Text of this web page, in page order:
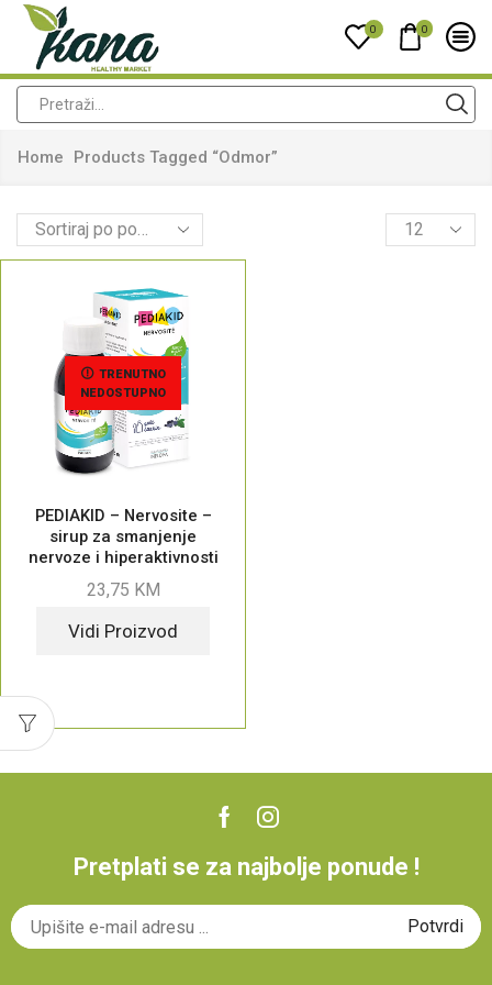
0 0
Home Products Tagged “odmor”
TRENUTNO
NEDOSTUPNO
PEDIAKID – Nervosite –
sirup za smanjenje
nervoze i hiperaktivnosti
ribizle, 125ml
23,75 KM
Vidi Proizvod
Pretplati se za najbolje ponude !